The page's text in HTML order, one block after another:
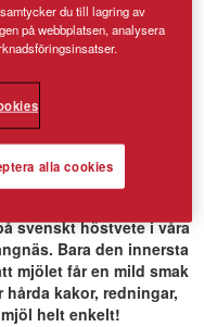
– från
svenskt höstvete i våra
Bara den innersta
mjölet får en mild smak
kakor, redningar,
helt enkelt!
du till lagring av
på webbplatsen, analysera
alla cookies